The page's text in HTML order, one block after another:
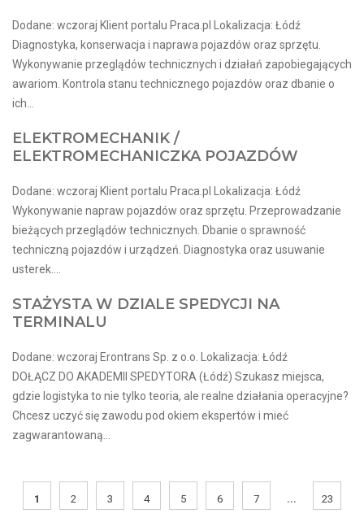
Dodane: wczoraj Klient portalu Praca.pl Lokalizacja: Łódź
Diagnostyka, konserwacja i naprawa pojazdów oraz sprzętu.
Wykonywanie przeglądów technicznych i działań zapobiegających
awariom. Kontrola stanu technicznego pojazdów oraz dbanie o
ich...
ELEKTROMECHANIK /
ELEKTROMECHANICZKA POJAZDÓW
Dodane: wczoraj Klient portalu Praca.pl Lokalizacja: Łódź
Wykonywanie napraw pojazdów oraz sprzętu. Przeprowadzanie
bieżących przeglądów technicznych. Dbanie o sprawność
techniczną pojazdów i urządzeń. Diagnostyka oraz usuwanie
usterek....
STAŻYSTA W DZIALE SPEDYCJI NA
TERMINALU
Dodane: wczoraj Erontrans Sp. z o.o. Lokalizacja: Łódź
DOŁĄCZ DO AKADEMII SPEDYTORA (Łódź) Szukasz miejsca,
gdzie logistyka to nie tylko teoria, ale realne działania operacyjne?
Chcesz uczyć się zawodu pod okiem ekspertów i mieć
zagwarantowaną...
1 2 3 4 5 6 7 ... 23